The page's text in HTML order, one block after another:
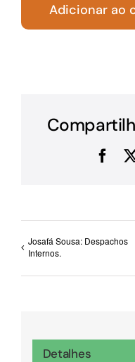
Adicionar ao
Josafá Sousa: Despachos
Internos.
Detalhes